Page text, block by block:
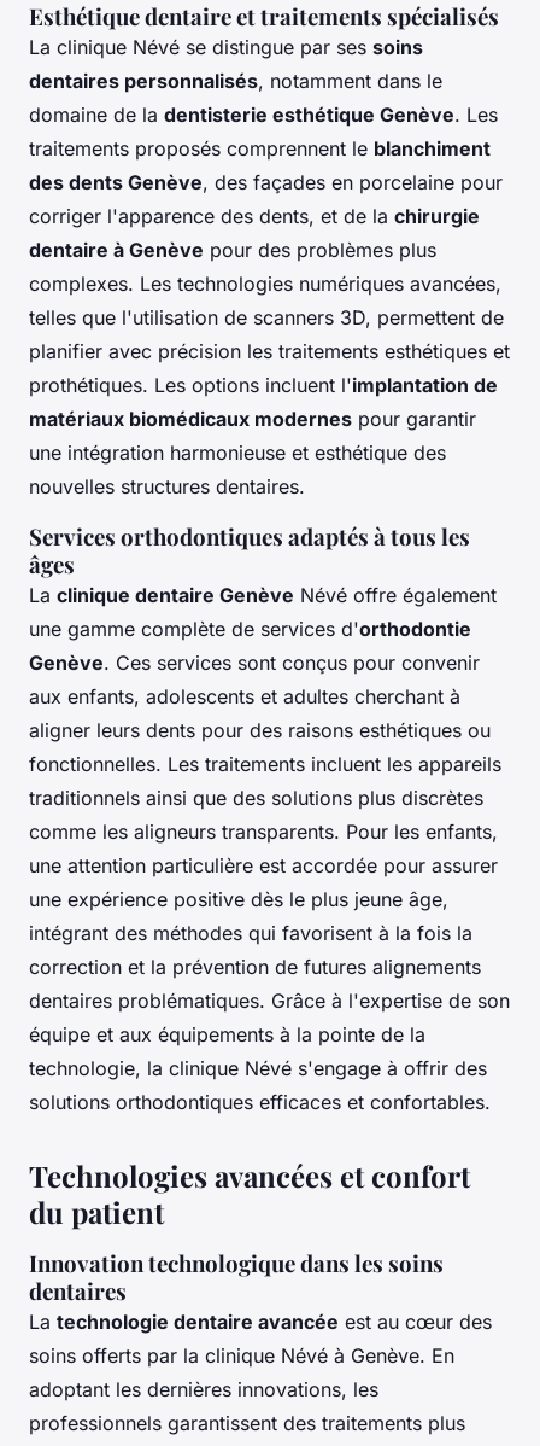
Esthétique dentaire et traitements spécialisés
La clinique Névé se distingue par ses soins
dentaires personnalisés, notamment dans le
domaine de la dentisterie esthétique Genève. Les
traitements proposés comprennent le blanchiment
des dents Genève, des façades en porcelaine pour
corriger l'apparence des dents, et de la chirurgie
dentaire à Genève pour des problèmes plus
complexes. Les technologies numériques avancées,
telles que l'utilisation de scanners 3D, permettent de
planifier avec précision les traitements esthétiques et
prothétiques. Les options incluent l'implantation de
matériaux biomédicaux modernes pour garantir
une intégration harmonieuse et esthétique des
nouvelles structures dentaires.
Services orthodontiques adaptés à tous les
âges
La clinique dentaire Genève Névé offre également
une gamme complète de services d'orthodontie
Genève. Ces services sont conçus pour convenir
aux enfants, adolescents et adultes cherchant à
aligner leurs dents pour des raisons esthétiques ou
fonctionnelles. Les traitements incluent les appareils
traditionnels ainsi que des solutions plus discrètes
comme les aligneurs transparents. Pour les enfants,
une attention particulière est accordée pour assurer
une expérience positive dès le plus jeune âge,
intégrant des méthodes qui favorisent à la fois la
correction et la prévention de futures alignements
dentaires problématiques. Grâce à l'expertise de son
équipe et aux équipements à la pointe de la
technologie, la clinique Névé s'engage à offrir des
solutions orthodontiques efficaces et confortables.
Technologies avancées et confort
du patient
Innovation technologique dans les soins
dentaires
La technologie dentaire avancée est au cœur des
soins offerts par la clinique Névé à Genève. En
adoptant les dernières innovations, les
professionnels garantissent des traitements plus